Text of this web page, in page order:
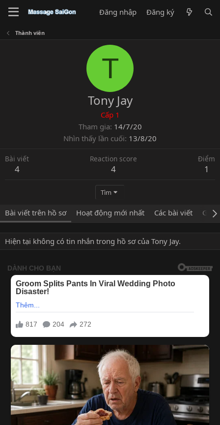
Đăng nhập Đăng ký
Thành viên
T
Tony Jay
Cấp 1
Tham gia 14/7/20
Nhìn thấy lần cuối 13/8/20
Bài viết
4
Reaction score
4
Điểm
1
Tìm
Bài viết trên hồ sơ Hoạt động mới nhất Các bài viết Giới
Hiện tại không có tin nhắn trong hồ sơ của Tony Jay.